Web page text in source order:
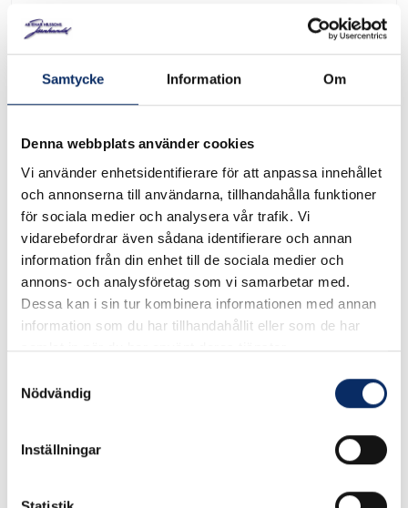
Samtycke Information Om
Denna webbplats använder cookies
Vi använder enhetsidentifierare för att anpassa innehållet
och annonserna till användarna, tillhandahålla funktioner
för sociala medier och analysera vår trafik. Vi
vidarebefordrar även sådana identifierare och annan
information från din enhet till de sociala medier och
annons- och analysföretag som vi samarbetar med.
Dessa kan i sin tur kombinera informationen med annan
information som du har tillhandahållit eller som de har
samlat in när du har använt deras tjänster.
Nödvändig
Inställningar
Grillplankor vinfat
Art. nr: 63270
Cabernet Sauvignon, Pinot Noir, Gamay). LxBxH:
26,5x2,5x8,5cm.
I lager
remove add
199kr
Lägg i varukorg